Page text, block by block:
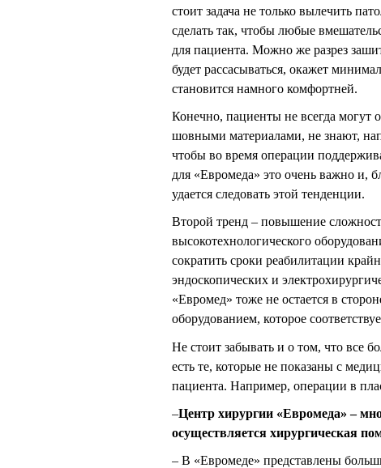
стоит задача не только вылечить
сделать так, чтобы любые
для пациента. Можно же разрез
будет рассасываться, окажет
становится намного комфортней.
Конечно, пациенты не всегда
шовными материалами, не знают,
чтобы во время операции
для «Евромеда» это очень важно и,
удается следовать этой тенденции.
Второй тренд – повышение
высокотехнологического
сократить сроки реабилитации
эндоскопических и
«Евромед» тоже не остается в
оборудованием, которое
Не стоит забывать и о том, что все
есть те, которые не показаны с
пациента. Например, операции в
–Центр хирургии «Евромеда» –
осуществляется хирургическая
– В «Евромеде» представлены